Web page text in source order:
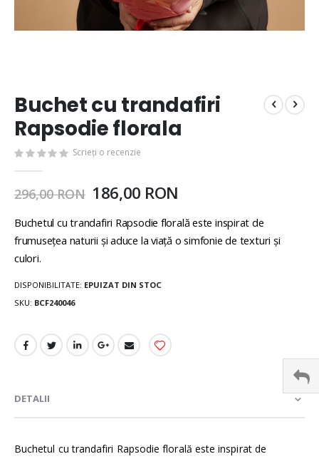
Buchet cu trandafiri
Rapsodie florala
Scrieți o recenzie
296,00 RON 186,00 RON
Buchetul cu trandafiri Rapsodie florală este inspirat de
frumuseţea naturii şi aduce la viaţă o simfonie de texturi şi
culori.
DISPONIBILITATE: EPUIZAT DIN STOC
SKU BCF240046
DETALII
Buchetul cu trandafiri Rapsodie florală este inspirat de